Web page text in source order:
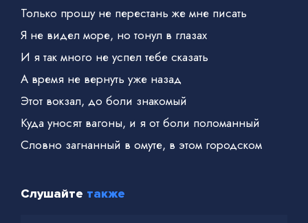
Только прошу не перестань же мне писать
Я не видел море, но тонул в глазах
И я так много не успел тебе сказать
А время не вернуть уже назад
Этот вокзал, до боли знакомый
Куда уносят вагоны, и я от боли поломанный
Словно загнанный в омуте, в этом городском
Слушайте также